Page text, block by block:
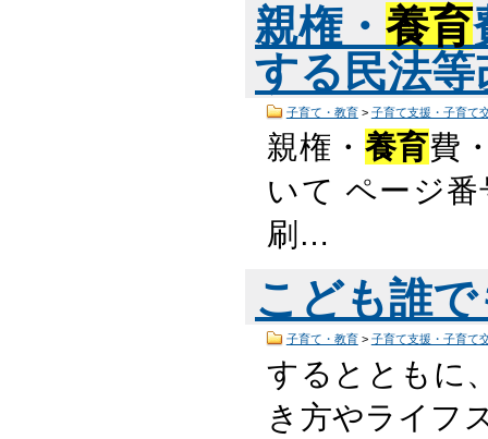
親権・ 養育
する民法
子育て・教育> 子育て支援・子育て
親権・ 養育費
いて ページ
刷…
こども誰
子育て・教育> 子育て支援・子育て
するとともに
き方やライフ